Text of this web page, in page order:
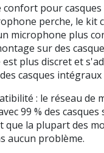
pour casques
perche, le kit
microphone plus
sur des
plus discret et
casques intégraux
: le réseau de
99 % des casques
que la plupart des
aucun problème.